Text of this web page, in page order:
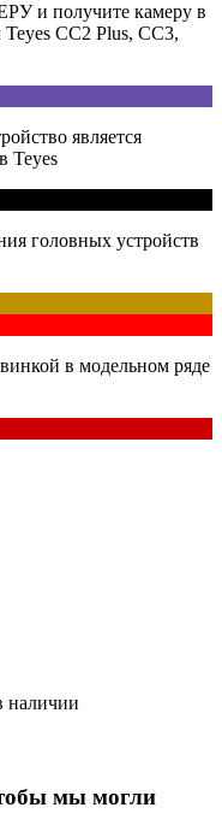
и получите камеру в
CC2 Plus, CC3,
является
Teyes
головных устройств
в модельном ряде
наличии
мы могли